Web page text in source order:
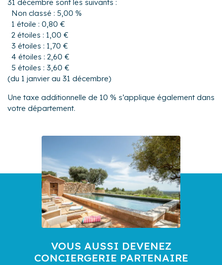
31 décembre sont les suivants :
Non classé : 5,00 %
1 étoile : 0,80 €
2 étoiles : 1,00 €
3 étoiles : 1,70 €
4 étoiles : 2,60 €
5 étoiles : 3,60 €
(du 1 janvier au 31 décembre)
Une taxe additionnelle de 10 % s’applique également dans
votre département.
VOUS AUSSI DEVENEZ
CONCIERGERIE PARTENAIRE